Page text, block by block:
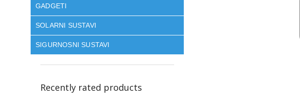
GADGETI
SOLARNI SUSTAVI
SIGURNOSNI SUSTAVI
Recently rated products